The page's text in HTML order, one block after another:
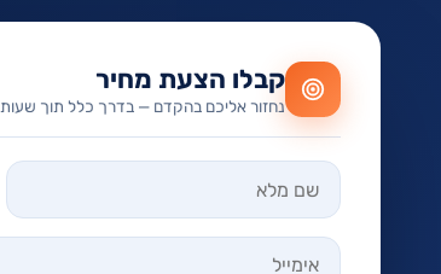
קבלו הצעת מחיר
נחזור אליכם בהקדם — בדרך כלל תוך שעות
אל תמלאו שדה זה